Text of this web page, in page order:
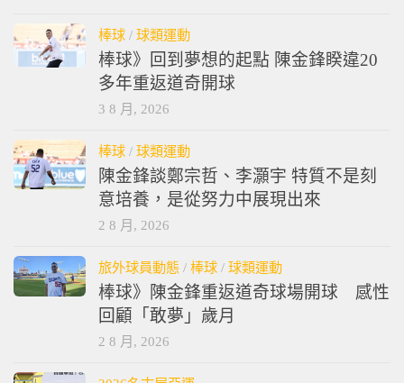
棒球 / 球類運動
棒球》回到夢想的起點 陳金鋒睽違20
多年重返道奇開球
3 8 月, 2026
棒球 / 球類運動
陳金鋒談鄭宗哲、李灝宇 特質不是刻
意培養，是從努力中展現出來
2 8 月, 2026
旅外球員動態 / 棒球 / 球類運動
棒球》陳金鋒重返道奇球場開球 感性
回顧「敢夢」歲月
2 8 月, 2026